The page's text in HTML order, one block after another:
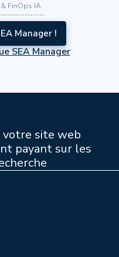
FinOps IA
Manager !
SEA Manager
votre site web
payant sur les